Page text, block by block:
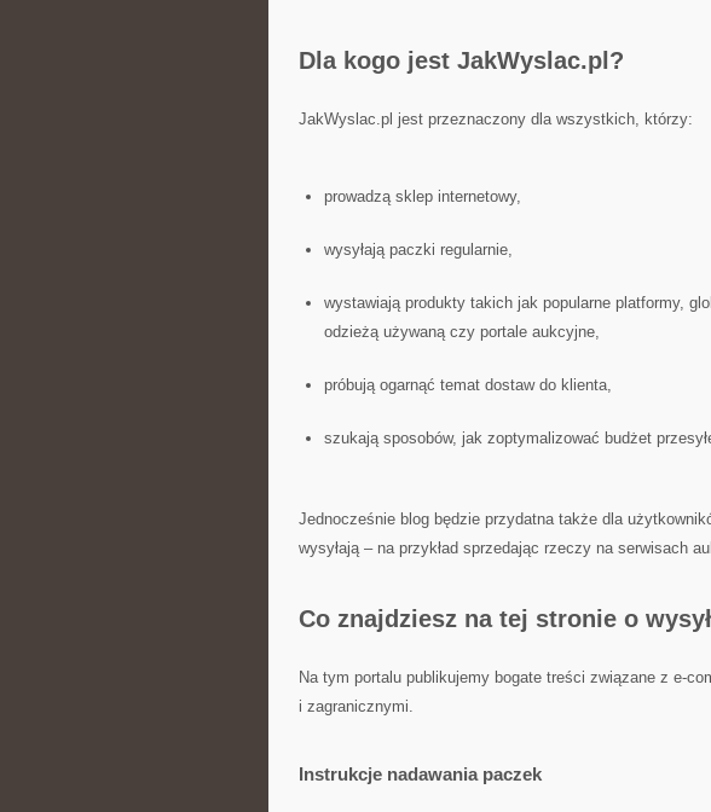
Dla kogo jest JakWyslac.pl?
JakWyslac.pl jest przeznaczony dla wszystkich, którzy:
prowadzą sklep internetowy,
wysyłają paczki regularnie,
wystawiają produkty takich jak popularne platformy,
odzieżą używaną czy portale aukcyjne,
próbują ogarnąć temat dostaw do klienta,
szukają sposobów, jak zoptymalizować budżet
Jednocześnie blog będzie przydatna także dla
wysyłają – na przykład sprzedając rzeczy na serwisach
Co znajdziesz na tej stronie o
Na tym portalu publikujemy bogate treści związane z e-
i zagranicznymi.
Instrukcje nadawania paczek